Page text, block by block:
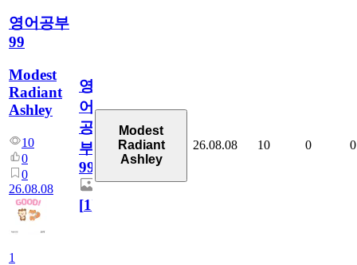
영어공부
99
Modest
Radiant
Ashley
10
0
0
26.08.08
1
영
어
공
부
99
[1]
Modest
Radiant
Ashley
26.08.08 10 0 0